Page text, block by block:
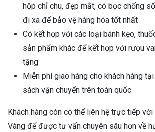
hộp chỉ chu, đẹp mắt, có bọc chống
đi xa để bảo vệ hàng hóa tốt nhất
Có kết hợp với các loại bánh kẹo,
sản phẩm khác để kết hợp với rượu
tặng
Miễn phí giao hàng cho khách hàng
sách vận chuyển trên toàn quốc
Khách hàng còn có thể liên hệ trực tiếp
Vàng để được tư vấn chuyên sâu hơn về